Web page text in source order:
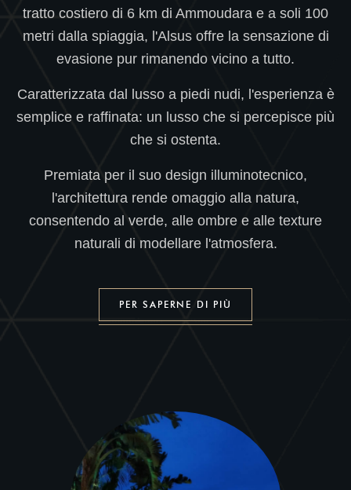
tratto costiero di 6 km di Ammoudara e a soli 100
metri dalla spiaggia, l'Alsus offre la sensazione di
evasione pur rimanendo vicino a tutto.
Caratterizzata dal lusso a piedi nudi, l'esperienza è
semplice e raffinata: un lusso che si percepisce più
che si ostenta.
Premiata per il suo design illuminotecnico,
l'architettura rende omaggio alla natura,
consentendo al verde, alle ombre e alle texture
naturali di modellare l'atmosfera.
PER SAPERNE DI PIÙ